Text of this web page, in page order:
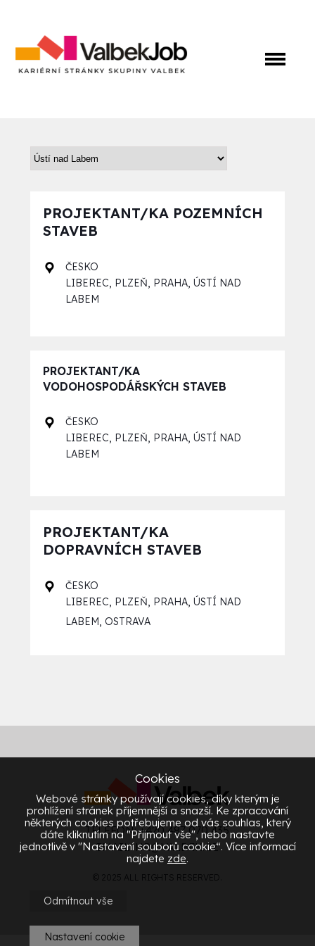
PROJEKTANT/KA POZEMNÍCH
STAVEB
ČESKO
LIBEREC, PLZEŇ, PRAHA,ÚSTÍ NAD
LABEM
PROJEKTANT/KA
VODOHOSPODÁŘSKÝCH STAVEB
ČESKO
LIBEREC, PLZEŇ, PRAHA,ÚSTÍ NAD
LABEM
PROJEKTANT/KA
DOPRAVNÍCH STAVEB
ČESKO
LIBEREC PLZEŇ PRAHA ,ÚSTÍ NAD
LABEM ,OSTRAVA
TELEFON: +420 487 070 435
EMAIL:HR@VALBEK.CZ
© 2025 ALL RIGHTS RESERVED.
Cookies
Webové stránky používají cookies, díky kterým je
prohlížení stránek příjemnější a snazší. Ke zpracování
některých cookies potřebujeme od vás souhlas, který
dáte kliknutím na "Přijmout vše", nebo nastavte
jednotlivě v "Nastavení souborů cookie“. Více informací
najdete zde.
Odmítnout vše
Nastavení cookie